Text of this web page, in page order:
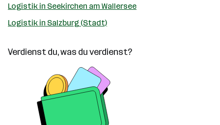
Logistik in Seekirchen am Wallersee
Logistik in Salzburg (Stadt)
Verdienst du, was du verdienst?